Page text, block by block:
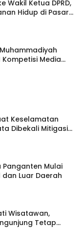
Wakil Ketua DPRD,
Hidup di Pasar
Kompetisi Media
Internasional
Keselamatan
Dibekali Mitigasi
Panganten Mulai
Luar Daerah
Wisatawan,
Tetap